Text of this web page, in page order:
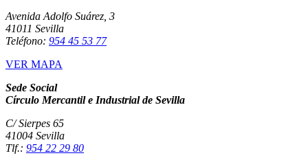
Avenida Adolfo Suárez, 3
41011 Sevilla
Teléfono: 954 45 53 77
VER MAPA
Sede Social
Círculo Mercantil e Industrial de Sevilla
C/ Sierpes 65
41004 Sevilla
Tlf.: 954 22 29 80